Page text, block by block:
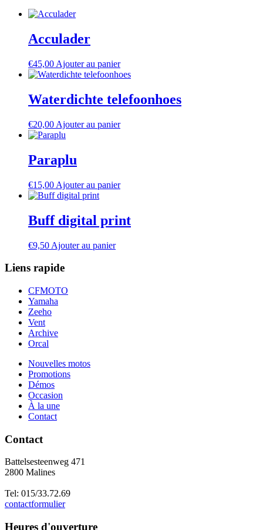
Acculader
€45,00 Ajouter au panier
Waterdichte telefoonhoes
€20,00 Ajouter au panier
Paraplu
€15,00 Ajouter au panier
Buff digital print
€9,50 Ajouter au panier
Liens rapide
CFMOTO
Yamaha
Zeeho
Vent
Archive
Orcal
Nouvelles motos
Promotions
Démos
Occasion
À la une
Contact
Contact
Battelsesteenweg 471
2800 Malines
Tel: 015/33.72.69
contactformulier
Heures d'ouverture